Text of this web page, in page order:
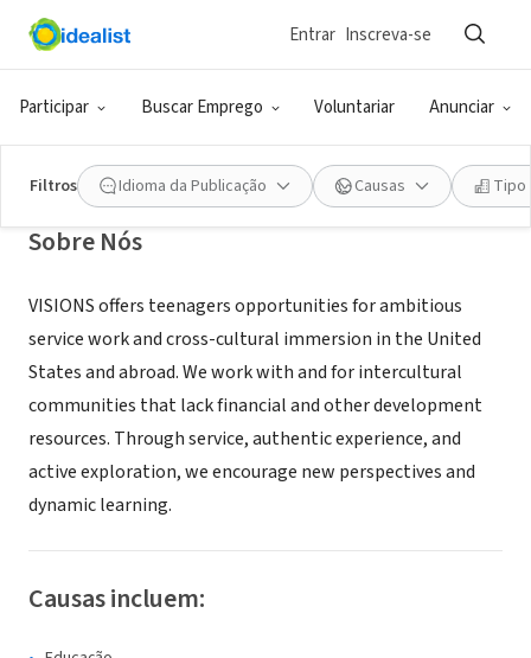
Participar Buscar Emprego Voluntariar Anunciar
Entrar Inscreva-se
Filtros Idioma da Publicação Causas Tipo
ONG (SETOR SOCIAL)
Visions Service Adventures
Sobre Nós
VISIONS offers teenagers opportunities for ambitious
service work and cross-cultural immersion in the United
States and abroad. We work with and for intercultural
communities that lack financial and other development
resources. Through service, authentic experience, and
active exploration, we encourage new perspectives and
dynamic learning.
Causas incluem: